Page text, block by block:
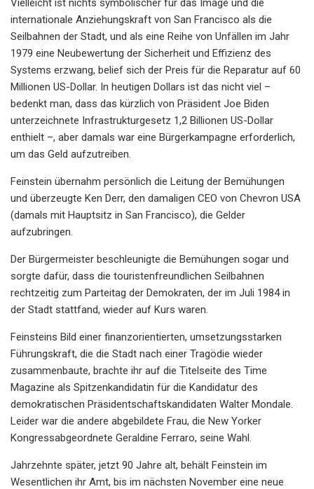
Vielleicht ist nichts symbolischer für das Image und die
internationale Anziehungskraft von San Francisco als die
Seilbahnen der Stadt, und als eine Reihe von Unfällen im Jahr
1979 eine Neubewertung der Sicherheit und Effizienz des
Systems erzwang, belief sich der Preis für die Reparatur auf 60
Millionen US-Dollar. In heutigen Dollars ist das nicht viel –
bedenkt man, dass das kürzlich von Präsident Joe Biden
unterzeichnete Infrastrukturgesetz 1,2 Billionen US-Dollar
enthielt –, aber damals war eine Bürgerkampagne erforderlich,
um das Geld aufzutreiben.
Feinstein übernahm persönlich die Leitung der Bemühungen
und überzeugte Ken Derr, den damaligen CEO von Chevron USA
(damals mit Hauptsitz in San Francisco), die Gelder
aufzubringen.
Der Bürgermeister beschleunigte die Bemühungen sogar und
sorgte dafür, dass die touristenfreundlichen Seilbahnen
rechtzeitig zum Parteitag der Demokraten, der im Juli 1984 in
der Stadt stattfand, wieder auf Kurs waren.
Feinsteins Bild einer finanzorientierten, umsetzungsstarken
Führungskraft, die die Stadt nach einer Tragödie wieder
zusammenbaute, brachte ihr auf die Titelseite des Time
Magazine als Spitzenkandidatin für die Kandidatur des
demokratischen Präsidentschaftskandidaten Walter Mondale.
Leider war die andere abgebildete Frau, die New Yorker
Kongressabgeordnete Geraldine Ferraro, seine Wahl.
Jahrzehnte später, jetzt 90 Jahre alt, behält Feinstein im
Wesentlichen ihr Amt, bis im nächsten November eine neue